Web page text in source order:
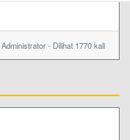
- Dilihat 1770 kali